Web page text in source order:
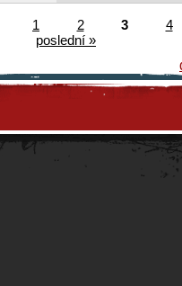
1 2 3
4
poslední »